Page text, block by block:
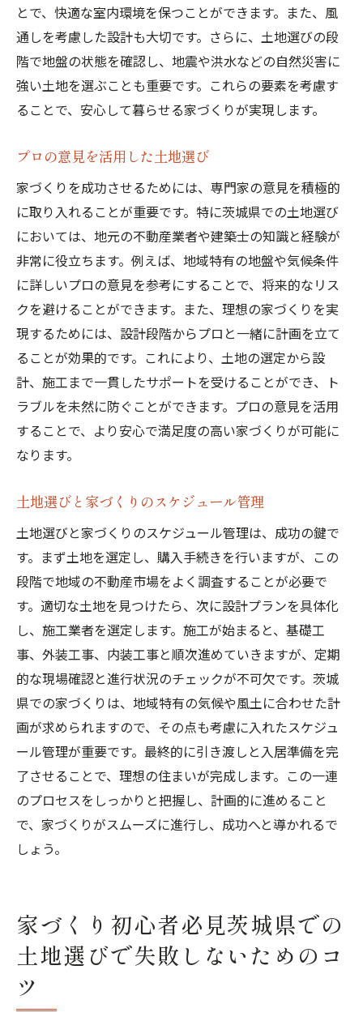
とで、快適な室内環境を保つことができます。また、風
通しを考慮した設計も大切です。さらに、土地選びの段
階で地盤の状態を確認し、地震や洪水などの自然災害に
強い土地を選ぶことも重要です。これらの要素を考慮す
ることで、安心して暮らせる家づくりが実現します。
プロの意見を活用した土地選び
家づくりを成功させるためには、専門家の意見を積極的
に取り入れることが重要です。特に茨城県での土地選び
においては、地元の不動産業者や建築士の知識と経験が
非常に役立ちます。例えば、地域特有の地盤や気候条件
に詳しいプロの意見を参考にすることで、将来的なリス
クを避けることができます。また、理想の家づくりを実
現するためには、設計段階からプロと一緒に計画を立て
ることが効果的です。これにより、土地の選定から設
計、施工まで一貫したサポートを受けることができ、ト
ラブルを未然に防ぐことができます。プロの意見を活用
することで、より安心で満足度の高い家づくりが可能に
なります。
土地選びと家づくりのスケジュール管理
土地選びと家づくりのスケジュール管理は、成功の鍵で
す。まず土地を選定し、購入手続きを行いますが、この
段階で地域の不動産市場をよく調査することが必要で
す。適切な土地を見つけたら、次に設計プランを具体化
し、施工業者を選定します。施工が始まると、基礎工
事、外装工事、内装工事と順次進めていきますが、定期
的な現場確認と進行状況のチェックが不可欠です。茨城
県での家づくりは、地域特有の気候や風土に合わせた計
画が求められますので、その点も考慮に入れたスケジュ
ール管理が重要です。最終的に引き渡しと入居準備を完
了させることで、理想の住まいが完成します。この一連
のプロセスをしっかりと把握し、計画的に進めること
で、家づくりがスムーズに進行し、成功へと導かれるで
しょう。
家づくり初心者必見茨城県での
土地選びで失敗しないためのコ
ツ